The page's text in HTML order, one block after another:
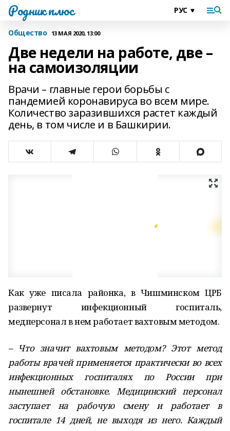
Родник плюс
Общество 13 МАЯ 2020, 13:00
Две недели на работе, две –
на самоизоляции
Врачи – главные герои борьбы с
пандемией коронавируса во всем мире.
Количество заразившихся растет каждый
день, в том числе и в Башкирии.
Как уже писала районка, в Чишминском ЦРБ
развернут инфекционный госпиталь,
медперсонал в нем работает вахтовым методом.
– Что значит вахтовым методом? Этот метод
работы врачей применяется практически во всех
инфекционных госпиталях по России при
нынешней обстановке. Медицинский персонал
заступает на рабочую смену и работает в
госпитале 14 дней, не выходя из него. Каждый